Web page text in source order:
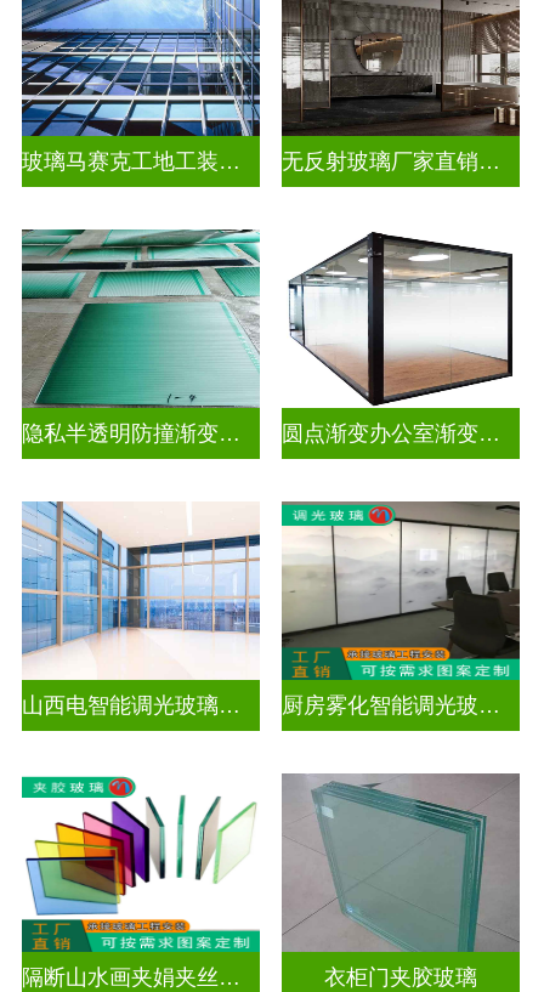
玻璃马赛克工地工装装饰玻璃 无反射玻璃厂家直销批发
隐私半透明防撞渐变装饰玻璃 圆点渐变办公室渐变玻璃
山西电智能调光玻璃厂家地址 厨房雾化智能调光玻璃有用吗
隔断山水画夹娟夹丝玻璃 衣柜门夹胶玻璃